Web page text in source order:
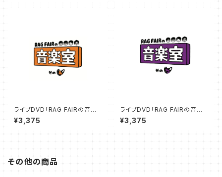
ライブDVD「RAG FAIRの音楽
室その4」25％オフSALE
¥3,375
ライブDVD「RAG FAIRの音楽
室その5」25%オフSALE
¥3,375
その他の商品